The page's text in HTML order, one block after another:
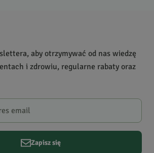
0
0
opinie mogą dodawać tylko osoby, które
aby otrzymywać od nas wiedzę
i zdrowiu, regularne rabaty oraz
Zapisz się